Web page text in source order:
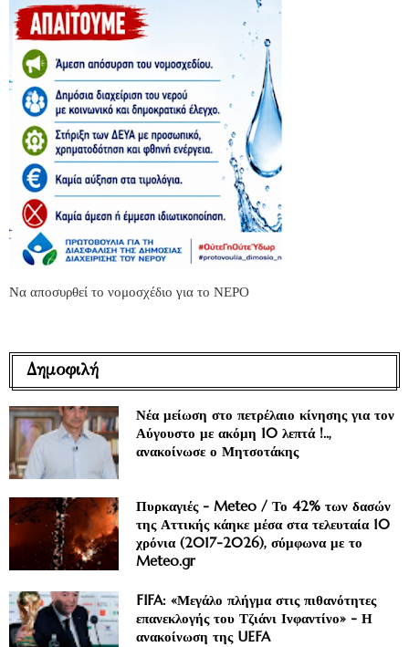
Να αποσυρθεί το νομοσχέδιο για το ΝΕΡΟ
Δημοφιλή
Νέα μείωση στο πετρέλαιο κίνησης για τον
Αύγουστο με ακόμη 10 λεπτά !..,
ανακοίνωσε ο Μητσοτάκης
Πυρκαγιές - Meteo / Το 42% των δασών
της Αττικής κάηκε μέσα στα τελευταία 10
χρόνια (2017-2026), σύμφωνα με το
Meteo.gr
FIFA: «Μεγάλο πλήγμα στις πιθανότητες
επανεκλογής του Τζιάνι Ινφαντίνο» - Η
ανακοίνωση της UEFA